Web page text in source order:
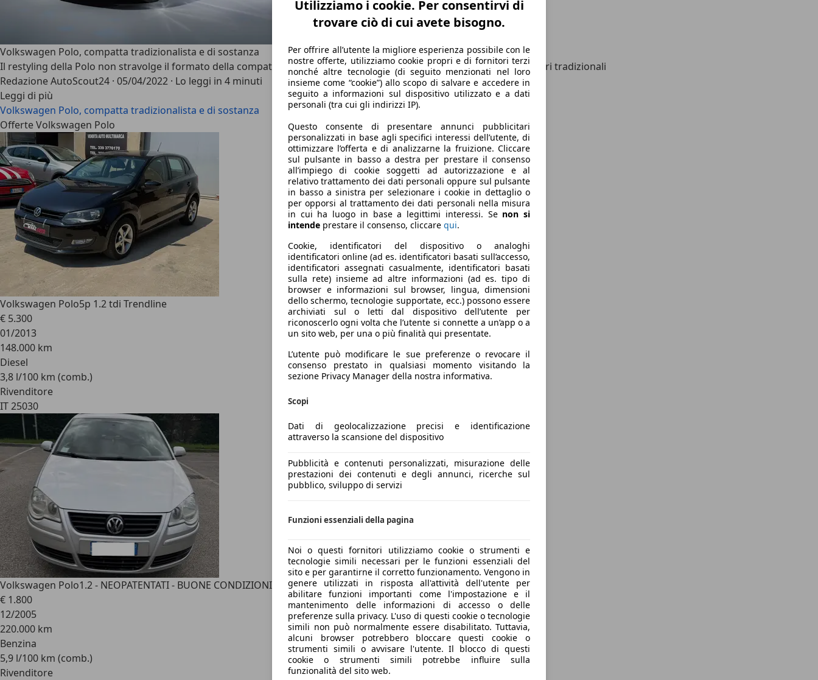
Utilizziamo i cookie. Per consentirvi di
trovare ciò di cui avete bisogno.
Per offrire all’utente la migliore esperienza possibile con le
nostre offerte, utilizziamo cookie propri e di fornitori terzi
nonché altre tecnologie (di seguito menzionati nel loro
insieme come “cookie”) allo scopo di salvare e accedere in
seguito a informazioni sul dispositivo utilizzato e a dati
personali (tra cui gli indirizzi IP).
Questo consente di presentare annunci pubblicitari
personalizzati in base agli specifici interessi dell’utente, di
ottimizzare l’offerta e di analizzarne la fruizione. Cliccare
sul pulsante in basso a destra per prestare il consenso
all’impiego di cookie soggetti ad autorizzazione e al
relativo trattamento dei dati personali oppure sul pulsante
in basso a sinistra per selezionare i cookie in dettaglio o
per opporsi al trattamento dei dati personali nella misura
in cui ha luogo in base a legittimi interessi. Se non si
intende prestare il consenso, cliccare qui.
Cookie, identificatori del dispositivo o analoghi
identificatori online (ad es. identificatori basati sull’accesso,
identificatori assegnati casualmente, identificatori basati
sulla rete) insieme ad altre informazioni (ad es. tipo di
browser e informazioni sul browser, lingua, dimensioni
dello schermo, tecnologie supportate, ecc.) possono essere
archiviati sul o letti dal dispositivo dell’utente per
riconoscerlo ogni volta che l’utente si connette a un’app o a
un sito web, per una o più finalità qui presentate.
L’utente può modificare le sue preferenze o revocare il
consenso prestato in qualsiasi momento visitando la
sezione Privacy Manager della nostra informativa.
Scopi
Dati di geolocalizzazione precisi e identificazione
attraverso la scansione del dispositivo
Pubblicità e contenuti personalizzati, misurazione delle
prestazioni dei contenuti e degli annunci, ricerche sul
pubblico, sviluppo di servizi
Funzioni essenziali della pagina
Noi o questi fornitori utilizziamo cookie o strumenti e
tecnologie simili necessari per le funzioni essenziali del
sito e per garantirne il corretto funzionamento. Vengono in
genere utilizzati in risposta all'attività dell'utente per
abilitare funzioni importanti come l'impostazione e il
mantenimento delle informazioni di accesso o delle
preferenze sulla privacy. L'uso di questi cookie o tecnologie
simili non può normalmente essere disabilitato. Tuttavia,
alcuni browser potrebbero bloccare questi cookie o
strumenti simili o avvisare l'utente. Il blocco di questi
cookie o strumenti simili potrebbe influire sulla
funzionalità del sito web.
Volkswagen Polo, compatta tradizionalista e di sostanza
Il restyling della Polo non stravolge il formato della compatta tedesca, che all'elettrificazione dice no, preferendo motori tradizionali
Redazione AutoScout24 · 05/04/2022 · Lo leggi in 4 minuti
Leggi di più
Volkswagen Polo, compatta tradizionalista e di sostanza
Offerte Volkswagen Polo
Volkswagen Polo5p 1.2 tdi Trendline
€ 5.300
01/2013
148.000 km
Diesel
3,8 l/100 km (comb.)
Rivenditore
IT 25030
Volkswagen Polo1.2 - NEOPATENTATI - BUONE CONDIZIONI -
€ 1.800
12/2005
220.000 km
Benzina
5,9 l/100 km (comb.)
Rivenditore